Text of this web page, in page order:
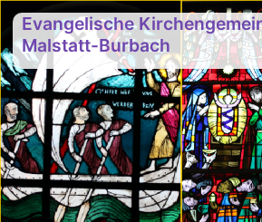
Evangelische
Malstatt-Burbach